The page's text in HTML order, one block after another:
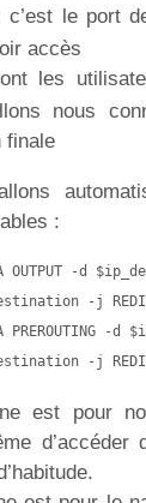
c’est le port
accès
les
nous
finale
:
-d
-j
-d
-j
est pour
d’accéder